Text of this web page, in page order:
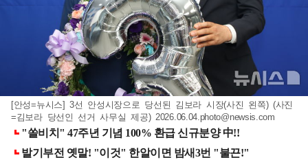
[안성=뉴시스] 3선 안성시장으로 당선된 김보라 시장(사진 왼쪽) (사진
=김보라 당선인 선거 사무실 제공) 2026.06.04.photo@newsis.com